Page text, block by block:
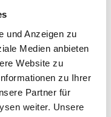
und Anzeigen zu
Medien anbieten
Website zu
zu Ihrer
Partner für
weiter. Unsere